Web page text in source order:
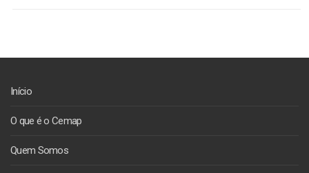
Início
O que é o Cemap
Quem Somos